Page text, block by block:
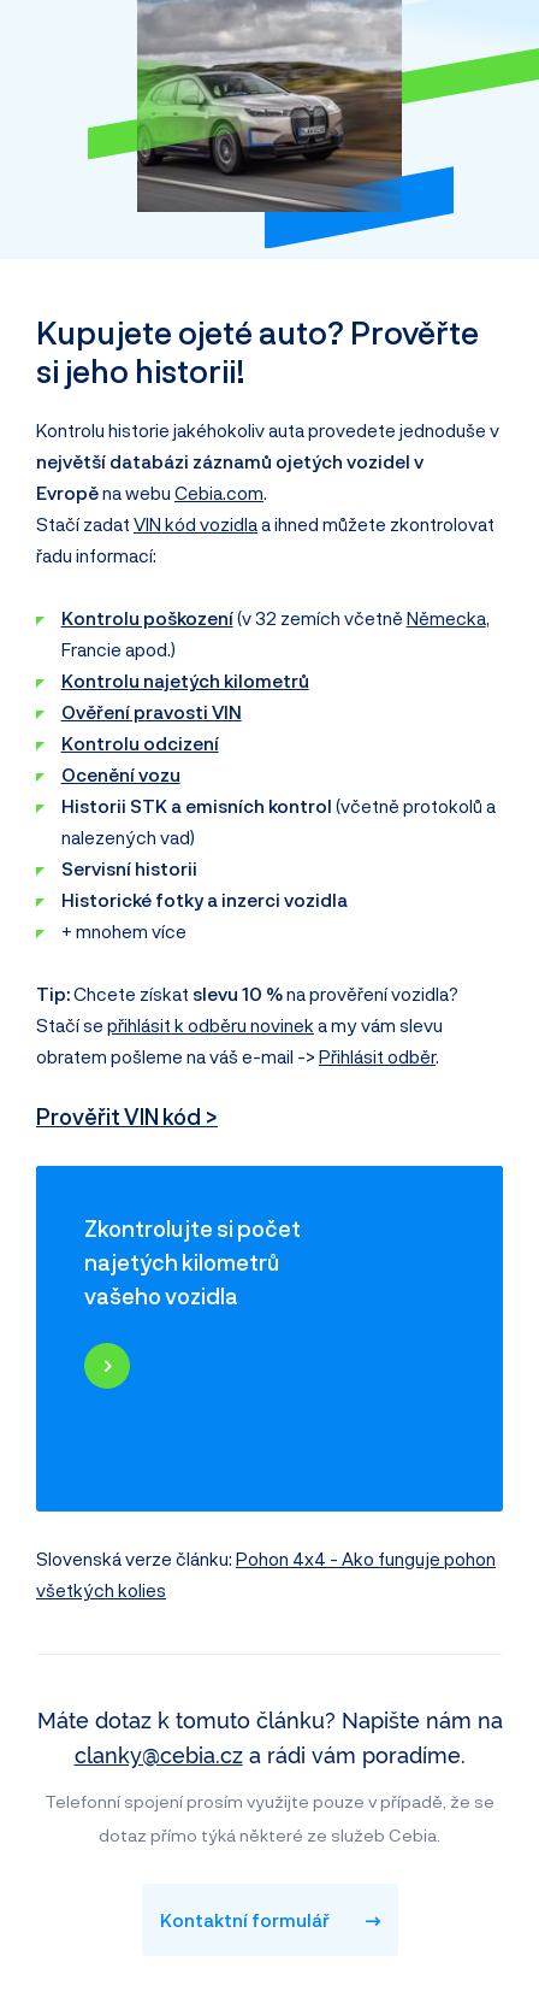
Kupujete ojeté auto? Prověřte
si jeho historii!
Kontrolu historie jakéhokoliv auta provedete jednoduše v
největší databázi záznamů ojetých vozidel v
Evropěna webu Cebia.com
Stačí zadat VIN kód vozidla a ihned můžete zkontrolovat
řadu informací:
Kontrolu poškození(v 32 zemích včetně Německa,
Francie apod.)
Kontrolu najetých kilometrů
Ověření pravosti VIN
Kontrolu odcizení
Ocenění vozu
Historii STK a emisních kontrol (včetně protokolů a
nalezených vad)
Servisní historii
Historické fotky a inzerci vozidla
+ mnohem více
Tip:Chcete získat slevu 10 %na prověření vozidla?
Stačí se přihlásit k odběru novinek a my vám slevu
obratem pošleme na váš e-mail -> Přihlásit odběr.
Prověřit VIN kód >
Zkontrolujte si počet
najetých kilometrů
vašeho vozidla
Najeté kilometry
Slovenská verze článku: Pohon 4x4 - Ako funguje pohon
všetkých kolies
Máte dotaz k tomuto článku? Napište nám na
clanky@cebia.cza rádi vám poradíme.
Telefonní spojení prosím využijte pouze v případě, že se
dotaz přímo týká některé ze služeb Cebia.
Kontaktní formulář